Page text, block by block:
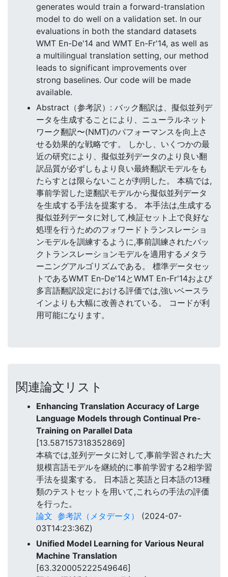
generates would train a forward-translation
model to do well on a validation set. In our
evaluations in both the standard datasets
WMT En-De'14 and WMT En-Fr'14, as well as
a multilingual translation setting, our method
leads to significant improvements over
strong baselines. Our code will be made
available.
Abstract（参考訳）: バック翻訳は、擬似並列デ
ータを生成することにより、ニューラルネット
ワーク翻訳〜(NMT)のパフォーマンスを向上さ
せる効果的な戦略です。 しかし、いくつかの最
近の研究により、擬似並列データのより良い翻
訳品質が必ずしもより良い最終翻訳モデルをも
たらすとは限らないことが判明した。 本稿では,
事前学習した逆翻訳モデルから擬似並列データ
を生成する手法を提案する。 本手法は,生成する
擬似並列データに対して,検証セット上で良好な
処理を行うためのフォワードトランスレーショ
ンモデルを訓練するように,事前訓練されたバッ
クトランスレーションモデルを適用するメタラ
ーニングアルゴリズムである。 標準データセッ
トであるWMT En-De'14とWMT En-Fr'14および
多言語翻訳設定における評価では,強いベースラ
インよりも大幅に改善されている。 コードが利
用可能になります。
関連論文リスト
Enhancing Translation Accuracy of Large
Language Models through Continual Pre-
Training on Parallel Data
[13.587157318352869]
本稿では,並列データに対して,事前学習された大
規模言語モデルを継続的に事前学習する2相学習
手法を提案する。 日本語と英語と日本語の13種
類のテストセットを用いて,これらの手法の評価
を行った。
論文 参考訳（メタデータ）
(2024-07-
03T14:23:36Z)
Unified Model Learning for Various Neural
Machine Translation
[63.320005222549646]